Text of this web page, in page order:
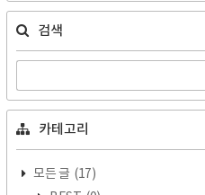
검색
카테고리
모든 글 (17)